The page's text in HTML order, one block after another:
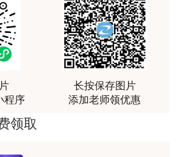
当及时修订的情形
单位因兼并、重组、转制等导
方式、法定代表人发生变化的；
营单位生产工艺和技术发生变化
支持与培养。
，要点突出；我考试通过了。
程序
长按保存图片
添加老师领优惠
领取